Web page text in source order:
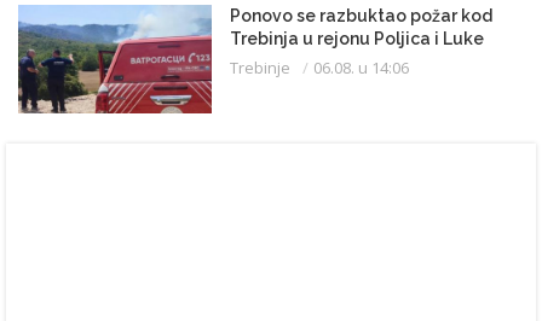
Ponovo se razbuktao požar kod
Trebinja u rejonu Poljica i Luke
Trebinje 06.08. u 14:06